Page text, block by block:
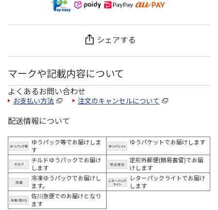
シェアする
マークや記載内容について
よくあるお問い合わせ
お支払い方法 注文のキャンセルについて
配送情報について
ゆうパック等でお届けしま
す
ゆうパケットでお届けします
チルドゆうパックでお届け
します
定形外郵便(簡易書留)でお届
けします
冷凍ゆうパックでお届けし
ます。
レターパックライトでお届け
します
佐川急便でのお届けとなり
ます